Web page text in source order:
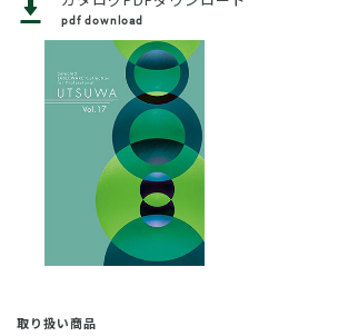
pdf download
取り扱い商品